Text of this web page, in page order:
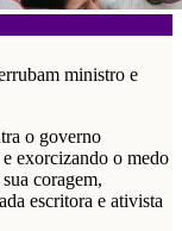
ministro e
o governo
exorcizando o medo
coragem,
escritora e ativista